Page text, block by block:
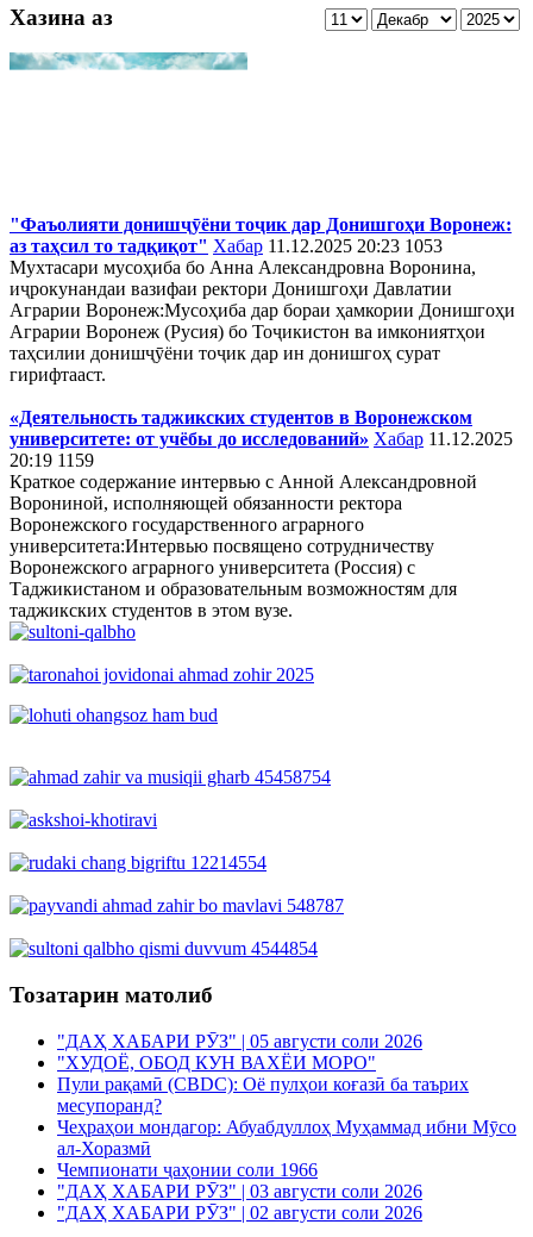
Хазина аз
"Фаъолияти донишҷӯёни тоҷик дар Донишгоҳи Воронеж:
аз таҳсил то тадқиқот" Хабар 11.12.2025 20:23 1053
Мухтасари мусоҳиба бо Анна Александровна Воронина,
иҷрокунандаи вазифаи ректори Донишгоҳи Давлатии
Аграрии Воронеж:Мусоҳиба дар бораи ҳамкории Донишгоҳи
Аграрии Воронеж (Русия) бо Тоҷикистон ва имкониятҳои
таҳсилии донишҷӯёни тоҷик дар ин донишгоҳ сурат
гирифтааст.
«Деятельность таджикских студентов в Воронежском
университете: от учёбы до исследований» Хабар 11.12.2025
20:19 1159
Краткое содержание интервью с Анной Александровной
Ворониной, исполняющей обязанности ректора
Воронежского государственного аграрного
университета:Интервью посвящено сотрудничеству
Воронежского аграрного университета (Россия) с
Таджикистаном и образовательным возможностям для
таджикских студентов в этом вузе.
Тозатарин матолиб
"ДАҲ ХАБАРИ РӮЗ" | 05 августи соли 2026
"ХУДОЁ, ОБОД КУН ВАХЁИ МОРО"
Пули рақамӣ (CBDC): Оё пулҳои коғазӣ ба таърих
месупоранд?
Чеҳраҳои мондагор: Абуабдуллоҳ Муҳаммад ибни Мӯсо
ал-Хоразмӣ
Чемпионати ҷаҳонии соли 1966
"ДАҲ ХАБАРИ РӮЗ" | 03 августи соли 2026
"ДАҲ ХАБАРИ РӮЗ" | 02 августи соли 2026